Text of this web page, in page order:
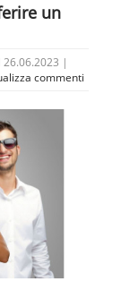
un
|
commenti